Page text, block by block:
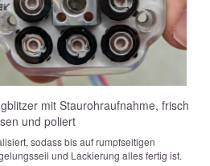
mit Staurohraufnahme, frisch
und poliert
sodass bis auf rumpfseitigen
und Lackierung alles fertig ist.